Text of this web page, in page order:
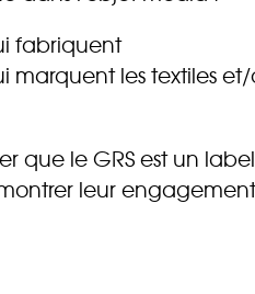
fabriquent
marquent les textiles
que le GRS est un
leur